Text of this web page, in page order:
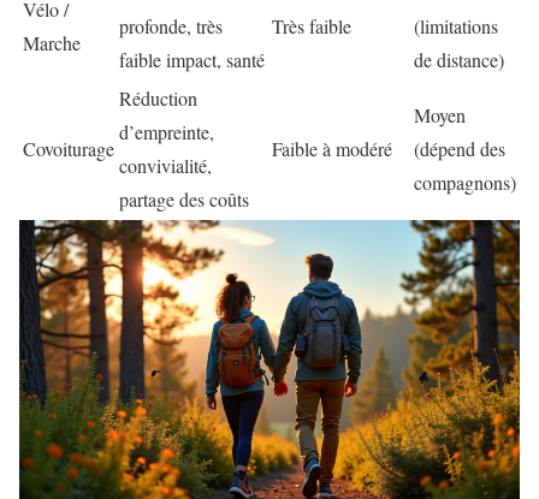
Vélo /
Marche
profonde, très
faible impact, santé
Très faible
(limitations
de distance)
Covoiturage
Réduction
d’empreinte,
convivialité,
partage des coûts
Faible à modéré
Moyen
(dépend des
compagnons)